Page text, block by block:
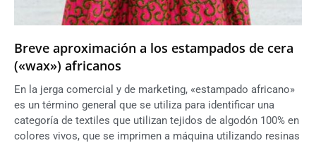
Breve aproximación a los estampados de cera
(«wax») africanos
En la jerga comercial y de marketing, «estampado africano»
es un término general que se utiliza para identificar una
categoría de textiles que utilizan tejidos de algodón 100% en
colores vivos, que se imprimen a máquina utilizando resinas